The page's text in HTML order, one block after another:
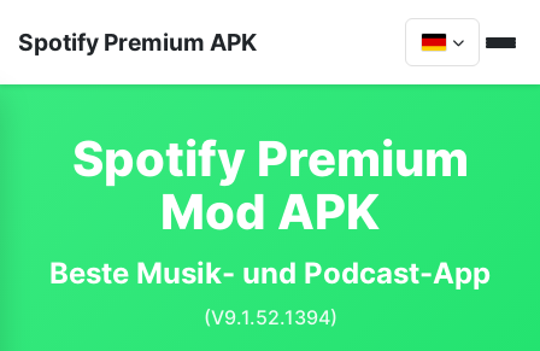
Spotify Premium APK
Spotify Premium
Mod APK
Beste Musik- und Podcast-App
(V9.1.52.1394)